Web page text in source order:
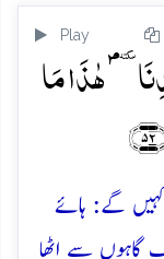
Play
ہٰذَا مَا
کہیں گے: ہائے
گاہوں سے اٹھا